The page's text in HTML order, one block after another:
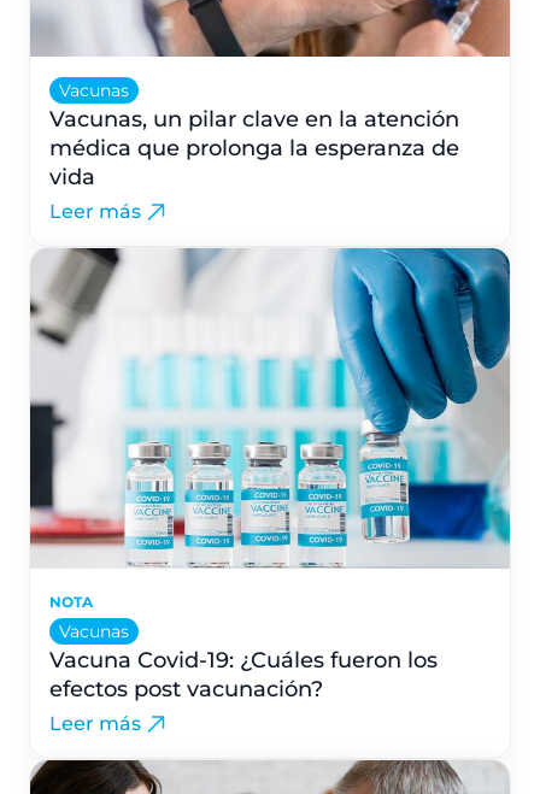
Vacunas
Vacunas, un pilar clave en la atención
médica que prolonga la esperanza de
vida
Leer más
NOTA
Vacunas
Vacuna Covid-19: ¿Cuáles fueron los
efectos post vacunación?
Leer más